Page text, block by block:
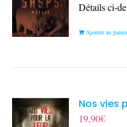
Détails ci-
Ajouter au
Nos vies
19,90€